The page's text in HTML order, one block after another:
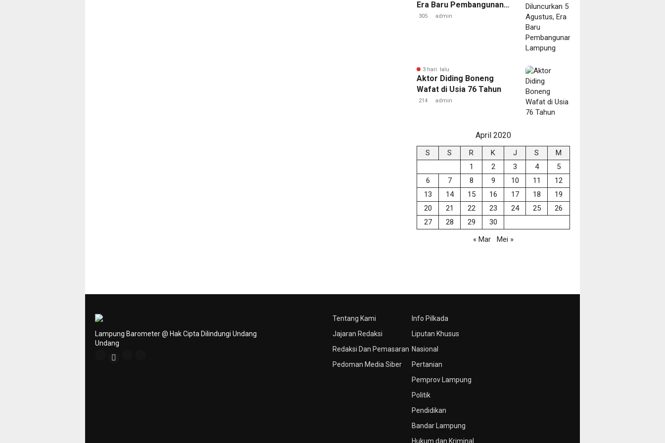
Era Baru Pembangunan
Lampung
305 admin
3 hari lalu
Aktor Diding Boneng
Wafat di Usia 76 Tahun
214 admin
April 2020
S S R K J S
M
1
2 3 4
5
6
7 8 9 10 11
12
13
14 15 16 17 18
19
20
21 22 23 24 25
26
27
28 29
30
« Mar
Mei »
Tentang Kami
Jajaran Redaksi
Redaksi Dan Pemasaran
Pedoman Media Siber
Info Pilkada
Liputan Khusus
Nasional
Pertanian
Pemprov Lampung
Politik
Pendidikan
Bandar Lampung
Hukum dan Kriminal
Lampung Barometer @ Hak Cipta Dilindungi Undang
Undang